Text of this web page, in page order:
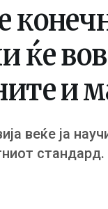
ќе
и
веќе ја
стандард.